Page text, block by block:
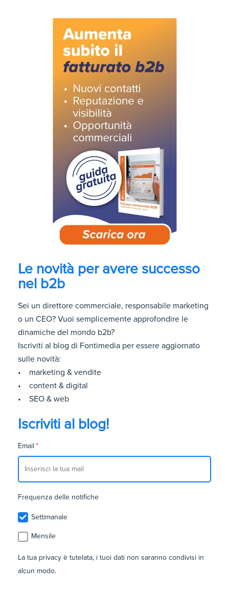
Le novità per avere successo
nel b2b
Sei un direttore commerciale, responsabile marketing
o un CEO? Vuoi semplicemente approfondire le
dinamiche del mondo b2b?
Iscriviti al blog di Fontimedia per essere aggiornato
sulle novità:
• marketing & vendite
• content & digital
• SEO & web
Iscriviti al blog!
Email *
Frequenza delle notifiche
Settimanale
Mensile
La tua privacy è tutelata, i tuoi dati non saranno condivisi in
alcun modo.